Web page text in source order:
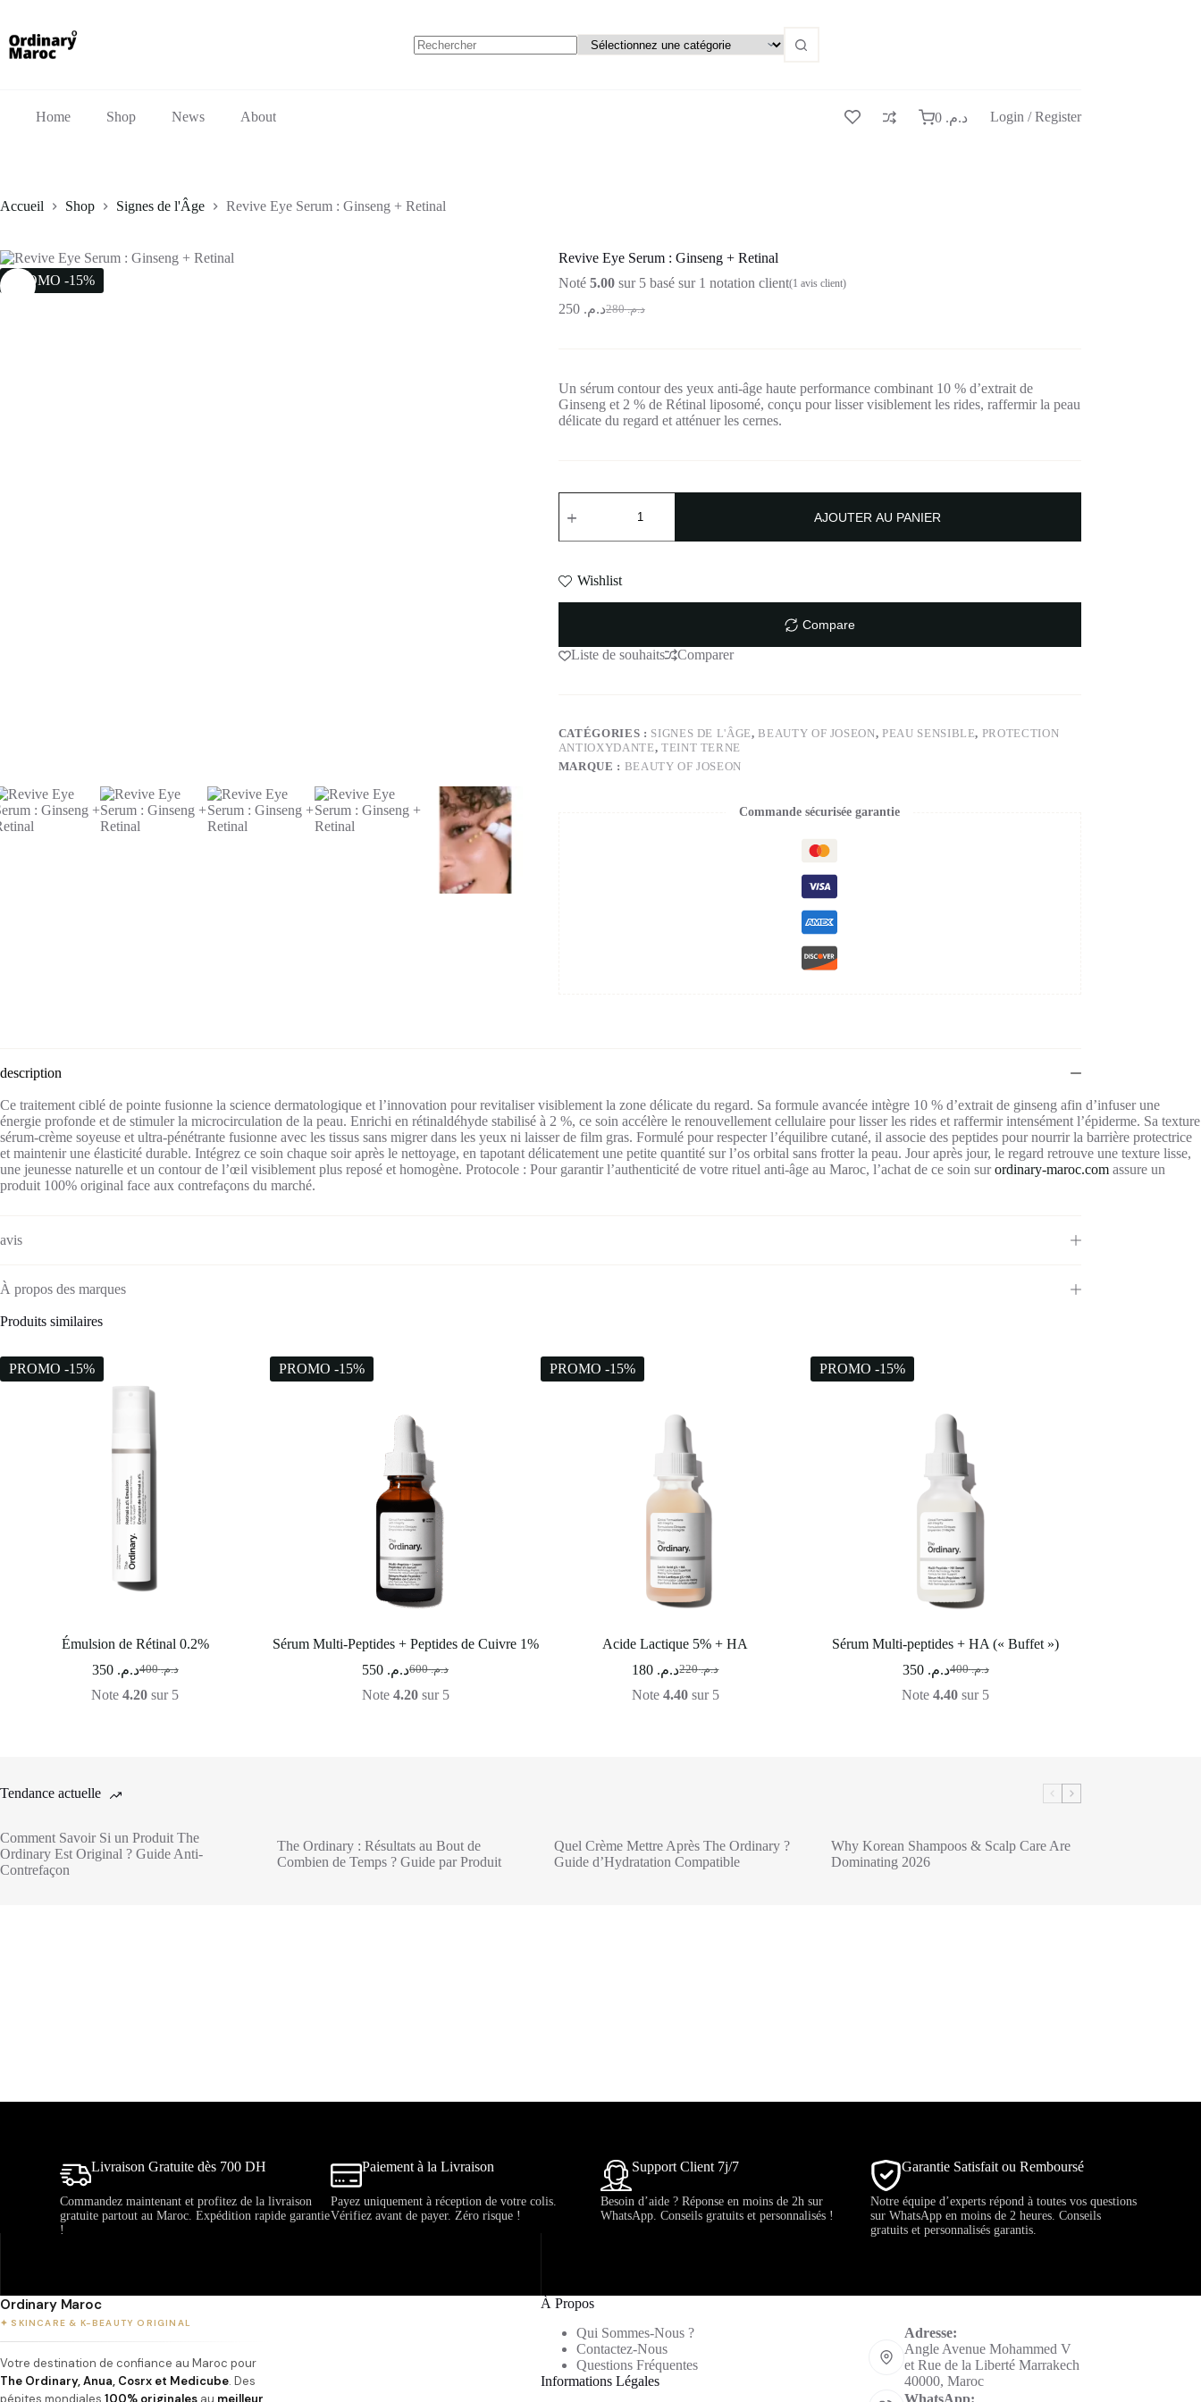
Home Shop News About د.م. 0 Login / Register
Accueil Shop Signes de l'Âge Revive Eye Serum : Ginseng + Retinal
PROMO -15%
Revive Eye Serum : Ginseng + Retinal
Noté 5.00sur 5 basé sur 1 notation client(1 avis client)
د.م.280 د.م. 250
Un sérum contour des yeux anti-âge haute performance combinant 10 % d’extrait de
Ginseng et 2 % de Rétinal liposomé, conçu pour lisser visiblement les rides, raffermir la peau
délicate du regard et atténuer les cernes.
AJOUTER AU PANIER
Wishlist
Compare
Liste de souhaits Comparer
CATÉGORIES : SIGNES DE L'ÂGE,BEAUTY OF JOSEON,PEAU SENSIBLE, PROTECTION
ANTIOXYDANTE, TEINT TERNE
MARQUE : BEAUTY OF JOSEON
Commande sécurisée garantie
description
Ce traitement ciblé de pointe fusionne la science dermatologique et l’innovation pour revitaliser visiblement la zone délicate du regard. Sa formule avancée intègre 10 % d’extrait de ginseng afin d’infuser une
énergie profonde et de stimuler la microcirculation de la peau. Enrichi en rétinaldéhyde stabilisé à 2 %, ce soin accélère le renouvellement cellulaire pour lisser les rides et raffermir intensément l’épiderme. Sa texture
sérum-crème soyeuse et ultra-pénétrante fusionne avec les tissus sans migrer dans les yeux ni laisser de film gras. Formulé pour respecter l’équilibre cutané, il associe des peptides pour nourrir la barrière protectrice
et maintenir une élasticité durable. Intégrez ce soin chaque soir après le nettoyage, en tapotant délicatement une petite quantité sur l’os orbital sans frotter la peau. Jour après jour, le regard retrouve une texture lisse,
une jeunesse naturelle et un contour de l’œil visiblement plus reposé et homogène. Protocole : Pour garantir l’authenticité de votre rituel anti-âge au Maroc, l’achat de ce soin surordinary-maroc.com assure un
produit 100% original face aux contrefaçons du marché.
avis
À propos des marques
Produits similaires
PROMO -15%
Émulsion de Rétinal 0.2%
د.م.400 د.م. 350
Note4.20 sur 5
PROMO -15%
Sérum Multi-Peptides + Peptides de Cuivre 1%
د.م.600 د.م.
Note 4.20sur 5
PROMO -15%
Acide Lactique 5% + HA
د.م.220 د.م.
Note 4.40sur 5
PROMO -15%
Sérum Multi-peptides + HA (« Buffet »)
د.م.400 د.م. 350
Note4.40 sur 5
Tendance actuelle
Comment Savoir Si un Produit The
Ordinary Est Original ? Guide Anti-
Contrefaçon
The Ordinary : Résultats au Bout de
Combien de Temps ? Guide par Produit
Quel Crème Mettre Après The Ordinary ?
Guide d’Hydratation Compatible
Why Korean Shampoos & Scalp Care Are
Dominating 2026
Livraison Gratuite dès 700 DH
Commandez maintenant et profitez de la livraison
gratuite partout au Maroc. Expédition rapide garantie
!
Paiement à la Livraison
Payez uniquement à réception de votre colis.
Vérifiez avant de payer. Zéro risque !
Support Client 7j/7
Besoin d’aide ? Réponse en moins de 2h sur
WhatsApp. Conseils gratuits et personnalisés !
Garantie Satisfait ou Remboursé
Notre équipe d’experts répond à toutes vos questions
sur WhatsApp en moins de 2 heures. Conseils
gratuits et personnalisés garantis.
Ordinary Maroc
✦ SKINCARE & K-BEAUTY ORIGINAL
Votre destination de confiance au Maroc pour
The Ordinary, Anua, Cosrx et Medicube. Des
pépites mondiales 100% originales au meilleur
À Propos
Qui Sommes-Nous ?
Contactez-Nous
Questions Fréquentes
Informations Légales
Adresse:
Angle Avenue Mohammed V
et Rue de la Liberté Marrakech
40000, Maroc
WhatsApp: